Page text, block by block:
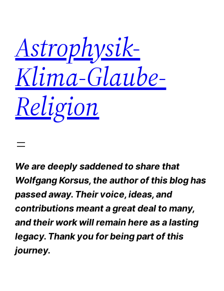
springen
Astrophysik-
Klima-Glaube-
Religion
We are deeply saddened to share that
Wolfgang Korsus, the author of this blog has
passed away. Their voice, ideas, and
contributions meant a great deal to many,
and their work will remain here as a lasting
legacy. Thank you for being part of this
journey.